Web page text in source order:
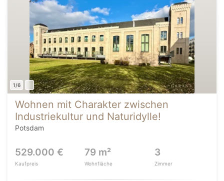
1/6
Wohnen mit Charakter zwischen
Industriekultur und Naturidylle!
Potsdam
529.000 €
Kaufpreis
79 m²
Wohnfläche
3
Zimmer